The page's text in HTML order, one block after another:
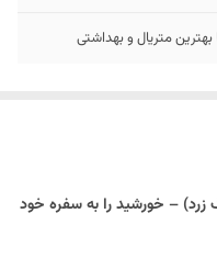
متریال و بهداشتی
– خورشید را به سفره خود